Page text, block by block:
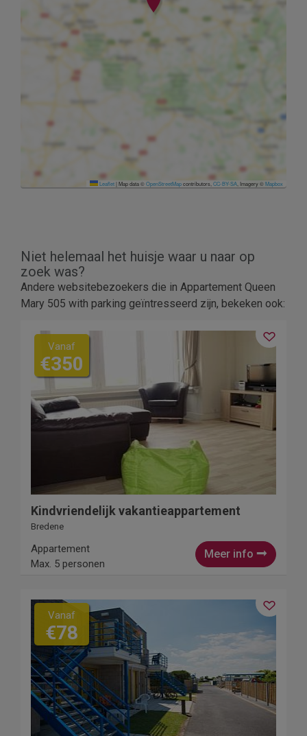
Leaflet| Map data ©OpenStreetMapcontributors,CC-BY-SA, Imagery ©Mapbox
Niet helemaal het huisje waar u naar op
zoek was?
Andere websitebezoekers die in Appartement Queen
Mary 505 with parking geïntresseerd zijn, bekeken ook:
Vanaf
€350
Kindvriendelijk vakantieappartement
Bredene
Meer info
Appartement
Max. 5 personen
Vanaf
€78